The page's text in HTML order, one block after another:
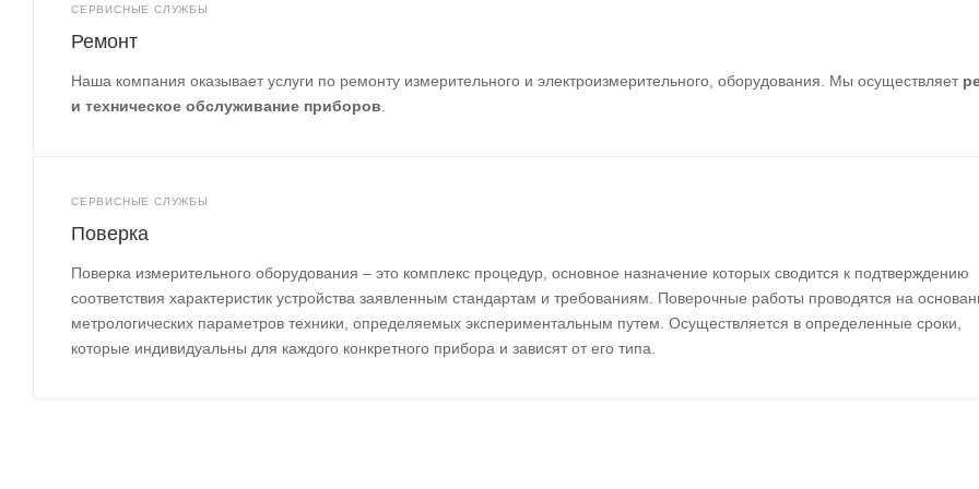
СЕРВИСНЫЕ СЛУЖБЫ
Ремонт
Наша компания оказывает услуги по ремонту измерительного и электроизмерительного, оборудования. Мы осуществляет
и техническое обслуживание приборов
СЕРВИСНЫЕ СЛУЖБЫ
Поверка
Поверка измерительного оборудования – это комплекс процедур, основное назначение которых сводится к подтверждению
соответствия характеристик устройства заявленным стандартам и требованиям. Поверочные работы проводятся на
метрологических параметров техники, определяемых экспериментальным путем. Осуществляется в определенные сроки,
которые индивидуальны для каждого конкретного прибора и зависят от его типа.